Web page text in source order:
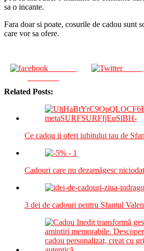
sa o incante.
Fara doar si poate, cosurile de cadou sunt
care vor sa ofere.
Tweet
Related Posts:
Ce cadou ii oferi iubitului tau de
Cadouri care nu dezamăgesc
3 dei de cadouri pentru Sfantul